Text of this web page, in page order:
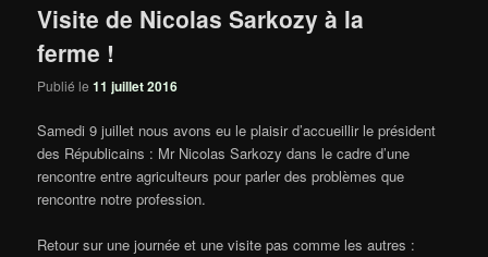
Visite de Nicolas Sarkozy à la
ferme !
Publié le11 juillet 2016
Samedi 9 juillet nous avons eu le plaisir d’accueillir le président
des Républicains : Mr Nicolas Sarkozy dans le cadre d’une
rencontre entre agriculteurs pour parler des problèmes que
rencontre notre profession.
Retour sur une journée et une visite pas comme les autres :